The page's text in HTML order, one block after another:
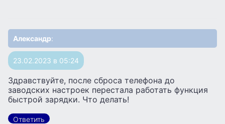
Александр:
23.02.2023 в 05:24
Здравствуйте, после сброса телефона до
заводских настроек перестала работать функция
быстрой зарядки. Что делать!
Ответить